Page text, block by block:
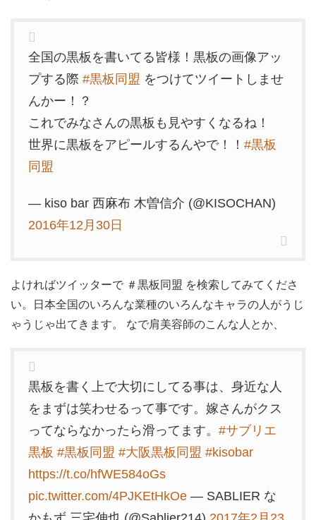
全国の黒板を書いてる皆様！黒板の画像アッ
プする際 #黒板同盟 をつけてツイートしませ
んかー！？
これでみなさんの黒板も見やすくなるね！
世界に黒板をアピールするんやで！！ #黒板
同盟
— kiso bar 西麻布 木曽信介 (@KISOCHAN)
2016年12月30日
よければツイッターで ＃黒板同盟 を検索してみてくださ
い。日本全国のいろんな業種のいろんなキャラの人がうじ
ゃうじゃ出てきます。 なで肩美容師のこんな人とか、
黒板を書く上で大切にしてる事は、身近な人
をまずは笑わせるって事です。嫁さんがクス
ってならなかったら滑ってます。 #サブリエ
黒板 #黒板同盟 #大阪黒板同盟 #kisobar
https://t.co/hfWE584oGs
pic.twitter.com/4PJKEtHkOe — SABLIER な